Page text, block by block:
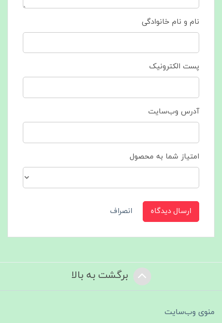
نام و نام خانوادگی
پست الکترونیک
آدرس وب‌سایت
امتیاز شما به محصول
ارسال دیدگاه انصراف
برگشت به بالا
منوی وب‌سایت